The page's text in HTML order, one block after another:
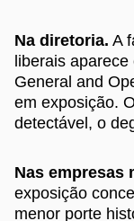
Na diretoria. A
liberais
General and
em exposição.
detectável, o
Nas empresas
exposição
menor porte